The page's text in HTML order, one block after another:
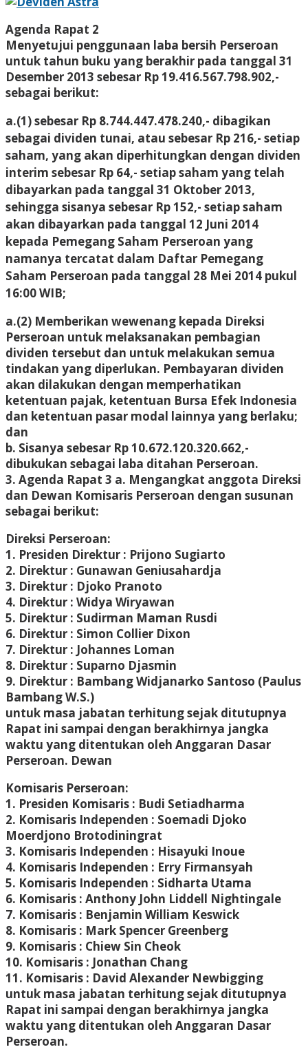
Agenda Rapat 2
Menyetujui penggunaan laba bersih Perseroan
untuk tahun buku yang berakhir pada tanggal 31
Desember 2013 sebesar Rp 19.416.567.798.902,-
sebagai berikut:
a.(1) sebesar Rp 8.744.447.478.240,- dibagikan
sebagai dividen tunai, atau sebesar Rp 216,- setiap
saham, yang akan diperhitungkan dengan dividen
interim sebesar Rp 64,- setiap saham yang telah
dibayarkan pada tanggal 31 Oktober 2013,
sehingga sisanya sebesar Rp 152,- setiap saham
akan dibayarkan pada tanggal 12 Juni 2014
kepada Pemegang Saham Perseroan yang
namanya tercatat dalam Daftar Pemegang
Saham Perseroan pada tanggal 28 Mei 2014 pukul
16:00 WIB;
a.(2) Memberikan wewenang kepada Direksi
Perseroan untuk melaksanakan pembagian
dividen tersebut dan untuk melakukan semua
tindakan yang diperlukan. Pembayaran dividen
akan dilakukan dengan memperhatikan
ketentuan pajak, ketentuan Bursa Efek Indonesia
dan ketentuan pasar modal lainnya yang berlaku;
dan
b. Sisanya sebesar Rp 10.672.120.320.662,-
dibukukan sebagai laba ditahan Perseroan.
3. Agenda Rapat 3 a. Mengangkat anggota Direksi
dan Dewan Komisaris Perseroan dengan susunan
sebagai berikut:
Direksi Perseroan:
1. Presiden Direktur : Prijono Sugiarto
2. Direktur : Gunawan Geniusahardja
3. Direktur : Djoko Pranoto
4. Direktur : Widya Wiryawan
5. Direktur : Sudirman Maman Rusdi
6. Direktur : Simon Collier Dixon
7. Direktur : Johannes Loman
8. Direktur : Suparno Djasmin
9. Direktur : Bambang Widjanarko Santoso (Paulus
Bambang W.S.)
untuk masa jabatan terhitung sejak ditutupnya
Rapat ini sampai dengan berakhirnya jangka
waktu yang ditentukan oleh Anggaran Dasar
Perseroan. Dewan
Komisaris Perseroan:
1. Presiden Komisaris : Budi Setiadharma
2. Komisaris Independen : Soemadi Djoko
Moerdjono Brotodiningrat
3. Komisaris Independen : Hisayuki Inoue
4. Komisaris Independen : Erry Firmansyah
5. Komisaris Independen : Sidharta Utama
6. Komisaris : Anthony John Liddell Nightingale
7. Komisaris : Benjamin William Keswick
8. Komisaris : Mark Spencer Greenberg
9. Komisaris : Chiew Sin Cheok
10. Komisaris : Jonathan Chang
11. Komisaris : David Alexander Newbigging
untuk masa jabatan terhitung sejak ditutupnya
Rapat ini sampai dengan berakhirnya jangka
waktu yang ditentukan oleh Anggaran Dasar
Perseroan.